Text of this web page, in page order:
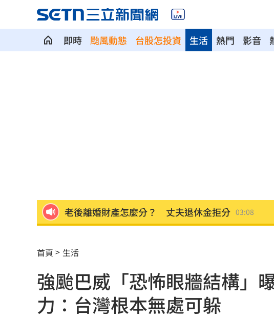
即時 颱風動態 台股怎投資 熱門 影音
生活
「這餐飲集團」擺脫陰霾！上半年營收創高 03:06
台股暴跌誰最能扛 高含金這幾檔繳正報酬
Q2獲利年增221% 愛普*EPS衝4.18元！ 01:20
宏福苑大火調查出爐！菸頭引燃施工雜物
首頁 生活
強颱巴威「恐怖眼牆結構」
力：台灣根本無處可躲